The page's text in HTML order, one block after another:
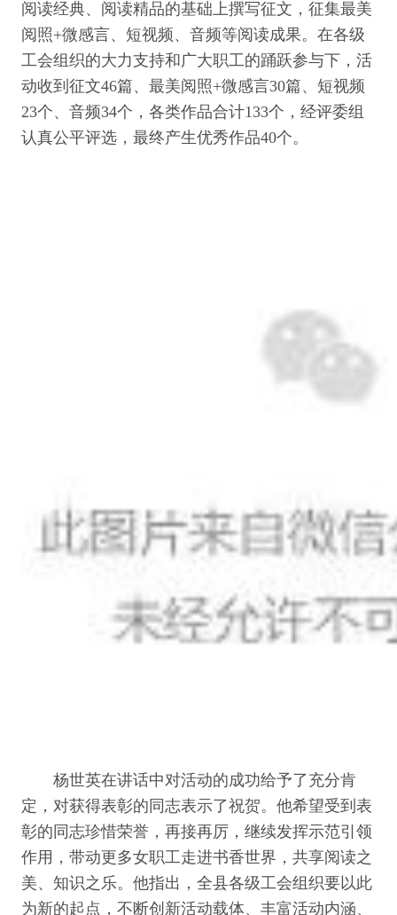
阅读经典、阅读精品的基础上撰写征文，征集最美
阅照+微感言、短视频、音频等阅读成果。在各级
工会组织的大力支持和广大职工的踊跃参与下，活
动收到征文46篇、最美阅照+微感言30篇、短视频
23个、音频34个，各类作品合计133个，经评委组
认真公平评选，最终产生优秀作品40个。
杨世英在讲话中对活动的成功给予了充分肯
定，对获得表彰的同志表示了祝贺。他希望受到表
彰的同志珍惜荣誉，再接再厉，继续发挥示范引领
作用，带动更多女职工走进书香世界，共享阅读之
美、知识之乐。他指出，全县各级工会组织要以此
为新的起点，不断创新活动载体、丰富活动内涵、